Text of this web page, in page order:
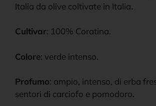
Italia da olive coltivate in Italia.
Cultivar: 100% Coratina.
Colore: verde intenso.
Profumo: ampio, intenso, di erba
sentori di carciofo e pomodoro.